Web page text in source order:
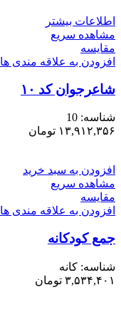
اطلاعات بیشتر
مشاهده سریع
مقایسه
افزودن به علاقه مندی ها
شاعرجوان کد ۱۰
شناسه: 10
۱۳,۹۱۲,۳۵۶ تومان
افزودن به سبد خرید
مشاهده سریع
مقایسه
افزودن به علاقه مندی ها
جمع کودکانه
شناسه: کانه
۳,۵۳۴,۴۰۱ تومان